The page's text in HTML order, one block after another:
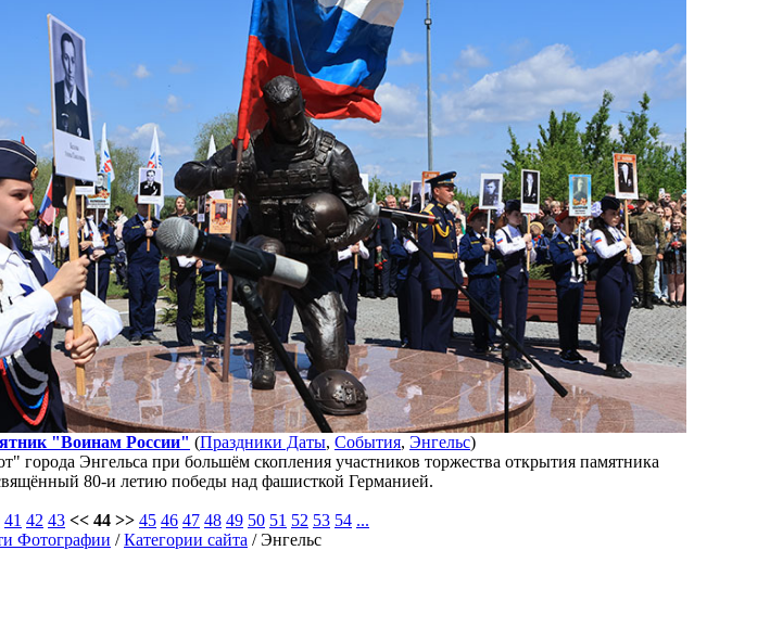
"Воинам России" (Праздники Даты, События, Энгельс)
города Энгельса при большём скопления участников торжества открытия памятника
80-и летию победы над фашисткой Германией.
41 42 43 << 44 >> 45 46 47 48 49 50 51 52 53 54 ...
Фотографии /Категории сайта / Энгельс